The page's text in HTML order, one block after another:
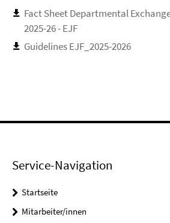
Fact Sheet Departmental
2025-26 - EJF
Guidelines EJF_2025-2026
Service-Navigation
Startseite
Mitarbeiter/innen